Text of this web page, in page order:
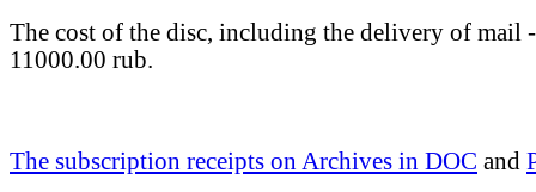
The cost of the disc, including the delivery of mail -
11000.00 rub.
The subscription receipts on Archives in DOC and